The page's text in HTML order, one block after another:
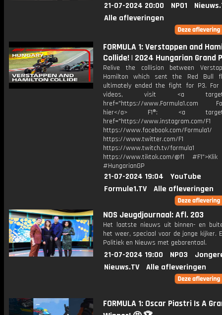
21-07-2024 20:00 NPO1
Alle afleveringen
FORMULA 1: Verstappen and
Collide! | 2024 Hungarian Grand
Relive the collision between
Hamilton which sent the Red Bull
ultimately ended the fight for P3. For
videos, visit <a
href="https://www.Formula1.com
hier</a> F1®: <a
href="https://www.instagram.com/F1
https://www.facebook.com/Formula1/
https://www.twitter.com/F1
https://www.twitch.tv/formula1
https://www.tiktok.com/@f1
#HungarianGP
21-07-2024 19:04
YouTube
Formule1.TV
Alle afleveringen
NOS Jeugdjournaal: Afl. 203
Het laatste nieuws uit binnen- en
het weer, speciaal voor de jonge kijker.
Politiek en Nieuws met gebarentaal.
21-07-2024 19:00 NPO3
Nieuws.TV
Alle afleveringen
FORMULA 1: Oscar Piastri Is A